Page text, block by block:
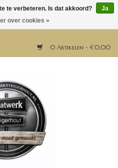
0 Artikelen - €0,00
te verbeteren. Is dat akkoord?
Ja
over cookies »